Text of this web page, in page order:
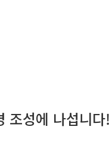
조성에 나섭니다!